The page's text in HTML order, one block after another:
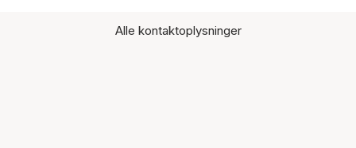
Alle kontaktoplysninger